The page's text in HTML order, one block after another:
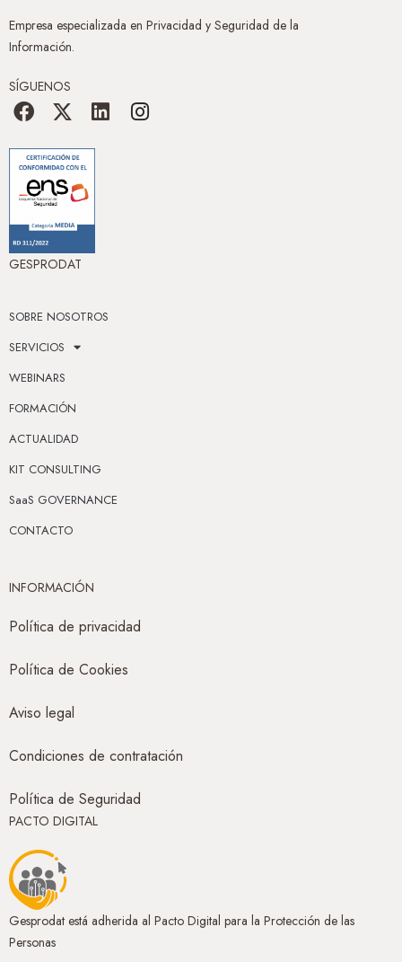
Empresa especializada en Privacidad y Seguridad de la
Información.
SÍGUENOS
GESPRODAT
SOBRE NOSOTROS
SERVICIOS
WEBINARS
FORMACIÓN
ACTUALIDAD
KIT CONSULTING
SaaS GOVERNANCE
CONTACTO
INFORMACIÓN
Política de privacidad
Política de Cookies
Aviso legal
Condiciones de contratación
Política de Seguridad
PACTO DIGITAL
Gesprodat está adherida al Pacto Digital para la Protección de las
Personas